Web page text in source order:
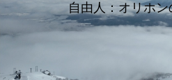
自由人：オリホ